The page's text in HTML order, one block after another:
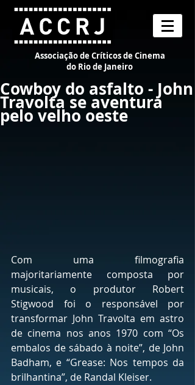
Associação de Críticos de Cinema
do Rio de Janeiro
Cowboy do asfalto - John
Travolta se aventura
pelo velho oeste
Com uma filmografia
majoritariamente composta por
musicais, o produtor Robert
Stigwood foi o responsável por
transformar John Travolta em astro
de cinema nos anos 1970 com “Os
embalos de sábado à noite”, de John
Badham, e “Grease: Nos tempos da
brilhantina”, de Randal Kleiser.